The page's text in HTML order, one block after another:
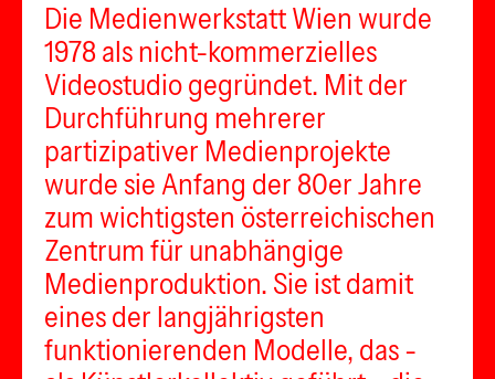
Die Medienwerkstatt Wien wurde
1978 als nicht-kommerzielles
Videostudio gegründet. Mit der
Durchführung mehrerer
partizipativer Medienprojekte
wurde sie Anfang der 80er Jahre
zum wichtigsten österreichischen
Zentrum für unabhängige
Medienproduktion. Sie ist damit
eines der langjährigsten
funktionierenden Modelle, das -